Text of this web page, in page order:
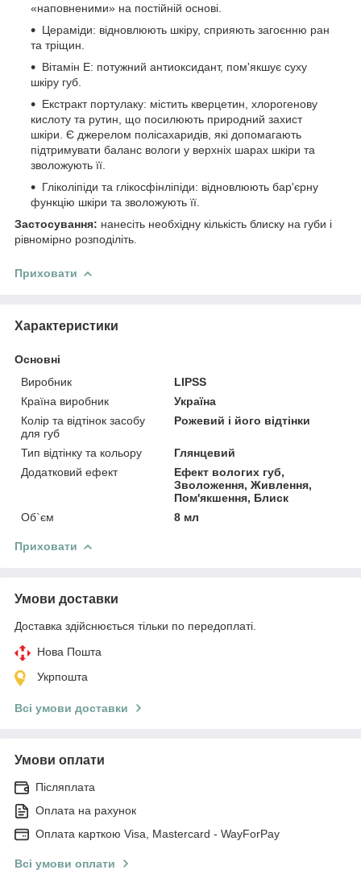
«наповненими» на постійній основі.
Цераміди: відновлюють шкіру, сприяють загоєнню ран
та тріщин.
Вітамін Е: потужний антиоксидант, пом'якшує суху
шкіру губ.
Екстракт портулаку: містить кверцетин, хлорогенову
кислоту та рутин, що посилюють природний захист
шкіри. Є джерелом полісахаридів, які допомагають
підтримувати баланс вологи у верхніх шарах шкіри та
зволожують її.
Гліколіпіди та глікосфінліпіди: відновлюють бар'єрну
функцію шкіри та зволожують її.
Застосування: нанесіть необхідну кількість блиску на губи і
рівномірно розподіліть.
Приховати
Характеристики
Основні
Виробник
LIPSS
Країна виробник
Україна
Колір та відтінок засобу
для губ
Рожевий і його відтінки
Тип відтінку та кольору
Глянцевий
Додатковий ефект
Ефект вологих губ,
Зволоження, Живлення,
Пом'якшення, Блиск
Об`єм
8 мл
Приховати
Умови доставки
Доставка здійснюється тільки по передоплаті.
Нова Пошта
Укрпошта
Всі умови доставки
Умови оплати
Післяплата
Оплата на рахунок
Оплата карткою Visa, Mastercard - WayForPay
Всі умови оплати